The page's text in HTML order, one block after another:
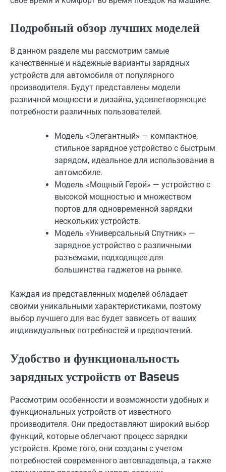
Подробный обзор лучших моделей
В данном разделе мы рассмотрим самые
качественные и надежные варианты зарядных
устройств для автомобиля от популярного
производителя. Будут представлены модели
различной мощности и дизайна, удовлетворяющие
потребности различных пользователей.
Модель «Элегантный» — компактное,
стильное зарядное устройство с быстрым
зарядом, идеальное для использования в
автомобиле.
Модель «Мощный Герой» — устройство с
высокой мощностью и множеством
портов для одновременной зарядки
нескольких устройств.
Модель «Универсальный Спутник» —
зарядное устройство с различными
разъемами, подходящее для
большинства гаджетов на рынке.
Каждая из представленных моделей обладает
своими уникальными характеристиками, поэтому
выбор лучшего для вас будет зависеть от ваших
индивидуальных потребностей и предпочтений.
Удобство и функциональность
зарядных устройств от Baseus
Рассмотрим особенности и возможности удобных и
функциональных устройств от известного
производителя. Они предоставляют широкий выбор
функций, которые облегчают процесс зарядки
устройств. Кроме того, они созданы с учетом
потребностей современного автовладельца, а также